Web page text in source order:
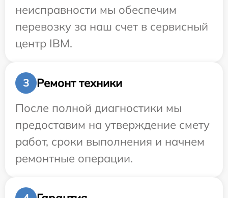
неисправности мы обеспечим
перевозку за наш счет в сервисный
центр IBM.
3
Ремонт техники
После полной диагностики мы
предоставим на утверждение смету
работ, сроки выполнения и начнем
ремонтные операции.